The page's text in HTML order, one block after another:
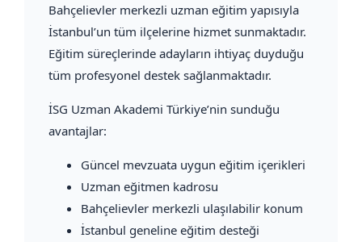
Bahçelievler merkezli uzman eğitim yapısıyla
İstanbul’un tüm ilçelerine hizmet sunmaktadır.
Eğitim süreçlerinde adayların ihtiyaç duyduğu
tüm profesyonel destek sağlanmaktadır.
İSG Uzman Akademi Türkiye’nin sunduğu
avantajlar:
Güncel mevzuata uygun eğitim içerikleri
Uzman eğitmen kadrosu
Bahçelievler merkezli ulaşılabilir konum
İstanbul geneline eğitim desteği